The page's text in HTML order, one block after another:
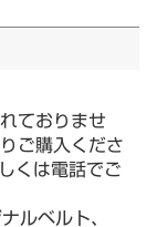
ておりませ
ご購入くださ
くは電話でご
ルベルト、